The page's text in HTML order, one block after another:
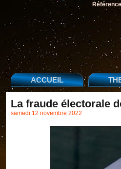
ACCUEIL
La fraude électorale
samedi 12 novembre 2022